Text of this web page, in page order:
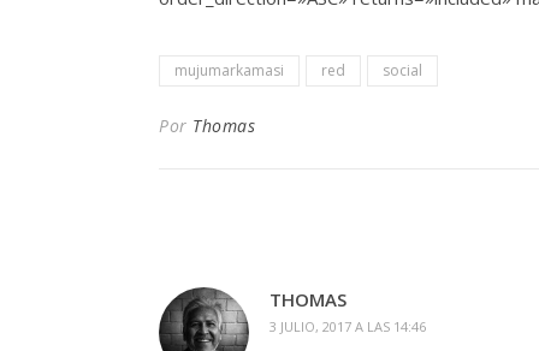
mujumarkamasi red social
Por Thomas
THOMAS
3 JULIO, 2017 A LAS 14:46